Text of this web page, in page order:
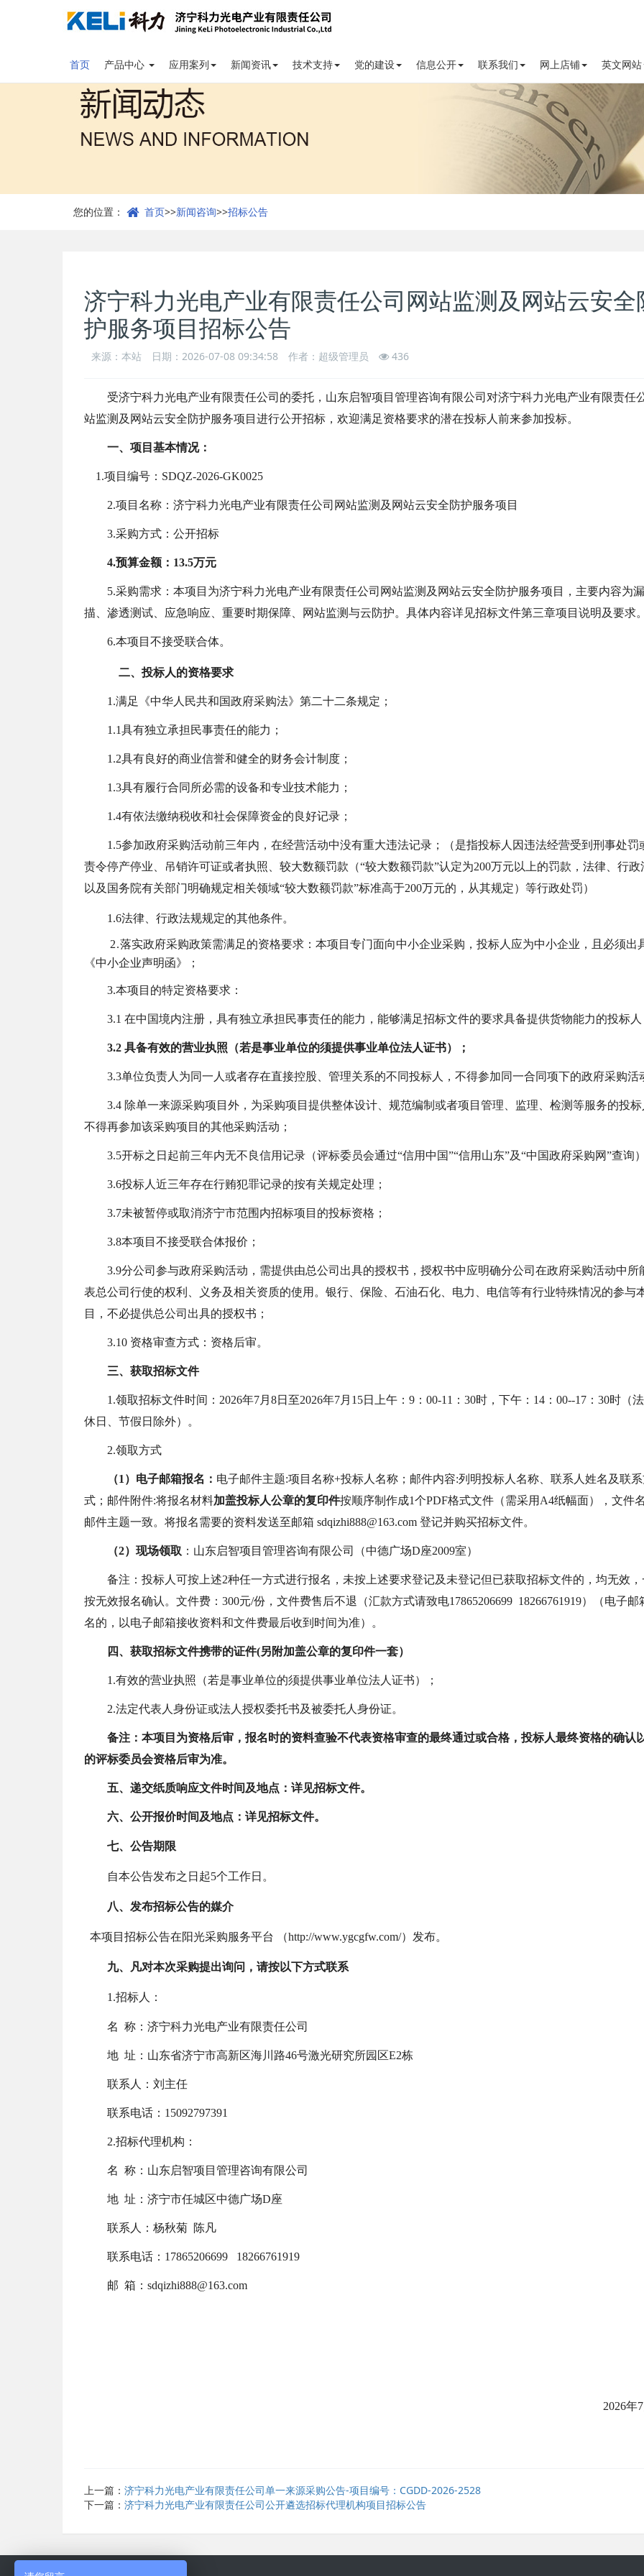
首页 产品中心 应用案列 新闻资讯 技术支持 党的建设 信息公开 联系我们 网上店铺 英文网站
您的位置： 首页>>新闻咨询>>招标公告
济宁科力光电产业有限责任公司网站监测及网站云安全
护服务项目招标公告
来源：本站 日期：2026-07-08 09:34:58 作者：超级管理员 436
受济宁科力光电产业有限责任公司 的委托，山东启智项目管理咨询有限公司对济宁科力光电产业有限责任
站监测及网站云安全防护服务项目 进行公开招标，欢迎满足资格要求的潜在投标人前来参加投标。
一、项目基本情况：
1 .项目编号： SDQZ-2026-GK0025
2.项目名称： 济宁科力光电产业有限责任公司网站监测及网站云安全防护服务项目
3.采购方式： 公开招标
4.预算金额： 13.5万元
5.采购需求 ：本项目为济宁科力光电产业有限责任公司网站监测及网站云安全防护服务项目， 主要内容为
描、渗透测试、应急响应、重要时期保障、网站监测与云防护。 具体内容详见招标文件第三章项目说明及要求
6.本项目不接受联合体。
二、 投标人的资格要求
1 .满足《中华人民共和国政府采购法》第二十二条规定；
1.1具有独立承担民事责任的能力；
1.2具有良好的商业信誉和健全的财务会计制度；
1.3具有履行合同所必需的设备和专业技术能力；
1.4有依法缴纳税收和社会保障资金的良好记录；
1.5参加政府采购活动前三年内，在经营活动中没有重大违法记录；
（是指投标人因违法经营受到刑事处罚
责令停产停业、吊销许可证或者执照、较大数额罚款（“较大数额罚款”认定为200万元以上的罚款，法律、行政
以及国务院有关部门明确规定相关领域“较大数额罚款”标准高于200万元的，从其规定）等行政处罚）
1.6法律、行政法规规定的其他条件。
2.落实政府采购政策需满足的资格要求：本项目专门面向中小企业采购， 投标人 应为中小企业，且必须出
《中小企业声明函》
；
3.本项目的特定资格要求：
3.1 在中国境内注册，具有独立承担民事责任的能力，能够满足招标文件的要求具备提供货物能力的投标人
3.2 具备有效的营业执照（若是事业单位的须提供事业单位法人证书）；
3.3单位负责人为同一人或者存在直接控股、管理关系的不同投标人，不得参加同一合同项下的政府采购活
3.4 除单一来源采购项目外，为采购项目提供整体设计、规范编制或者项目管理、监理、检测等服务的投标
不得再参加该采购项目的其他采购活动；
3.5开标之日起前三年内无不良信用记录（评标委员会通过“信用中国”“信用山东”及“中国政府采购网”查询
3.6投标人 近三年存在行贿犯罪记录的按有关规定处理；
3.7未被暂停或取消济宁市范围内招标项目的投标资格；
3.8本项目不接受联合体报价；
3.9分公司参与政府采购活动，需提供由总公司出具的授权书，授权书中应明确分公司 在政府采购活动中所
表总公司行使的权利、义务及相关资质的使用。银行、保险、石油石化、电力、电信等有行业特殊情况的参与
目，不必提供总公司出具的授权书；
3.10 资格审查方式：资格后审。
三、获取招标文件
1 .领取招标文件时间 ： 2026年7月 8日至2026年7月 15日 上午： 9 ： 00-1 1 ： 30时，下午： 14 ： 00--1 7 ： 30时（
休日、节假日除外）
。
2.领取方式
（1）电子邮箱报名 ： 电子邮件主题:项目名称+投标人名称；邮件内容:列明投标人名称、联系人姓名及联
式；邮件附件:将报名材料加盖投标人公章的复印件按顺序制作成1个PDF格式文件（需采用A4纸幅面） ， 文件
邮件主题一致。将报名需要的资料发送至邮箱 sdqizhi888@163.com 登记并购买招标文件。
（2）现场领取 ：山东启智项目管理咨询有限公司 （中德广场D座2009室）
备注： 投标人 可按上述2种任一方式进行报名，未按上述要求登记及未登记但已获取招标文件的，均无效
按无效报名确认。文件费 ： 300元/份 ，文件费售后不退（汇款方式请致电17865206699 18266761919）
（电子邮
名的，以电子邮箱接收资料和文件费最后收到时间为准）。
四、 获取招标文件携带的证件(另附加盖公章的复印件一套）
1.有效的营业执照（若是事业单位的须提供事业单位法人证书） ；
2.法定代表人身份证或法人授权委托书及被委托人身份证。
备注： 本项目为资格后审，报名时的资料查验不代表资格审查的最终通过或合格， 投标人最终资格的确认
的评标委员会资格后审为准。
五、递交纸质响应文件时间及地点 ： 详见招标文件。
六、公开报价时间及地点 ： 详见招标文件。
七、公告期限
自本公告发布之日起5个工作日。
八、 发布招标公告的媒介
本项目招标公告在阳光采购服务平台 （http://www.ygcgfw.com/） 发布。
九、 凡对本次采购提出询问，请按以下方式联系
1.招标人：
名 称：济宁科力光电产业有限责任公司
地 址：山东省济宁市高新区海川路46号激光研究所园区E2栋
联系人： 刘主任
联系电话： 15092797391
2.招标代理机构：
名 称：山东启智项目管理咨询有限公司
地 址：济宁市任城区中德广场D座
联系人：杨秋菊 陈凡
联系电话： 17865206699 18266761919
邮 箱： sdqizhi888@163.com
2026年7
上一篇： 济宁科力光电产业有限责任公司单一来源采购公告-项目编号：CGDD-2026-2528
下一篇： 济宁科力光电产业有限责任公司公开遴选招标代理机构项目招标公告